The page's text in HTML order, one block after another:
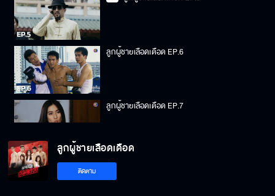
ลูกผู้ชายเลือดเดือด EP.6
ลูกผู้ชายเลือดเดือด EP.7
ลูกผู้ชายเลือดเดือด EP.8
ลูกผู้ชายเลือดเดือด
ติดตาม